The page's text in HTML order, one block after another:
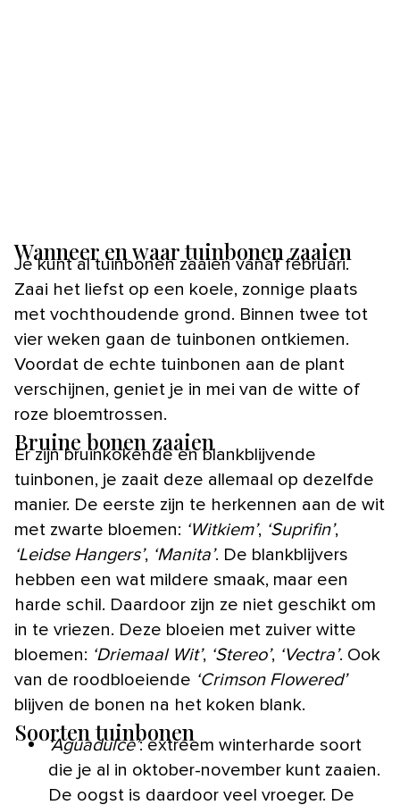
Wanneer en waar tuinbonen zaaien
Je kunt al tuinbonen zaaien vanaf februari.
Zaai het liefst op een koele, zonnige plaats
met vochthoudende grond. Binnen twee tot
vier weken gaan de tuinbonen ontkiemen.
Voordat de echte tuinbonen aan de plant
verschijnen, geniet je in mei van de witte of
roze bloemtrossen.
Bruine bonen zaaien
Er zijn bruinkokende en blankblijvende
tuinbonen, je zaait deze allemaal op dezelfde
manier. De eerste zijn te herkennen aan de wit
met zwarte bloemen: ‘Witkiem’, ‘Suprifin’,
‘Leidse Hangers’, ‘Manita’. De blankblijvers
hebben een wat mildere smaak, maar een
harde schil. Daardoor zijn ze niet geschikt om
in te vriezen. Deze bloeien met zuiver witte
bloemen: ‘Driemaal Wit’, ‘Stereo’, ‘Vectra’. Ook
van de roodbloeiende ‘Crimson Flowered’
blijven de bonen na het koken blank.
Soorten tuinbonen
‘Aguadulce’: extreem winterharde soort
die je al in oktober-november kunt zaaien.
De oogst is daardoor veel vroeger. De